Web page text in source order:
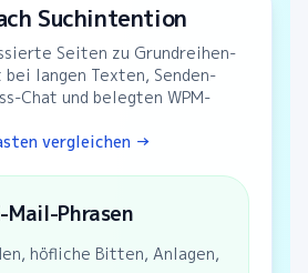
Suchintention
Seiten zu Grundreihen-
langen Texten, Senden-
Chat und belegten WPM-
vergleichen →
Mail-Phrasen
höfliche Bitten, Anlagen,